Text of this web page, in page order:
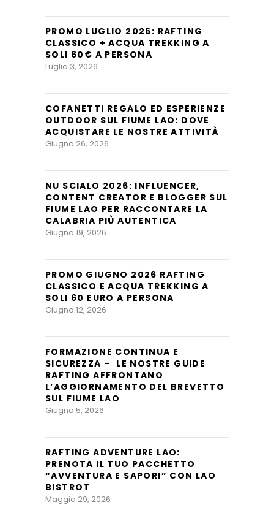
PROMO LUGLIO 2026: RAFTING
CLASSICO + ACQUA TREKKING A
SOLI 60€ A PERSONA
Luglio 3, 2026
COFANETTI REGALO ED ESPERIENZE
OUTDOOR SUL FIUME LAO: DOVE
ACQUISTARE LE NOSTRE ATTIVITÀ
Giugno 26, 2026
NU SCIALO 2026: INFLUENCER,
CONTENT CREATOR E BLOGGER SUL
FIUME LAO PER RACCONTARE LA
CALABRIA PIÙ AUTENTICA
Giugno 19, 2026
PROMO GIUGNO 2026 RAFTING
CLASSICO E ACQUA TREKKING A
SOLI 60 EURO A PERSONA
Giugno 12, 2026
FORMAZIONE CONTINUA E
SICUREZZA – LE NOSTRE GUIDE
RAFTING AFFRONTANO
L’AGGIORNAMENTO DEL BREVETTO
SUL FIUME LAO
Giugno 5, 2026
RAFTING ADVENTURE LAO:
PRENOTA IL TUO PACCHETTO
“AVVENTURA E SAPORI” CON LAO
BISTROT
Maggio 29, 2026